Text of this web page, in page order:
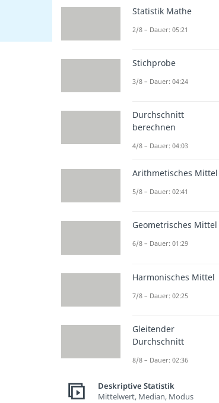
Statistik Mathe
2/8 – Dauer: 05:21
Stichprobe
3/8 – Dauer: 04:24
Durchschnitt
berechnen
4/8 – Dauer: 04:03
Arithmetisches Mittel
5/8 – Dauer: 02:41
Geometrisches Mittel
6/8 – Dauer: 01:29
Harmonisches Mittel
7/8 – Dauer: 02:25
Gleitender
Durchschnitt
8/8 – Dauer: 02:36
Deskriptive Statistik
Mittelwert, Median, Modus